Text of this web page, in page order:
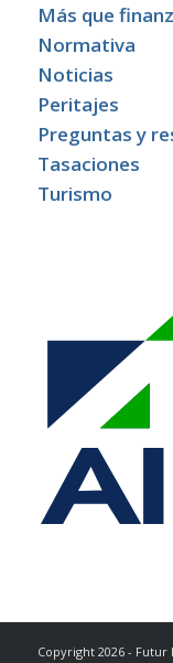
Más que
Normativa
Noticias
Peritajes
Preguntas y
Tasaciones
Turismo
Copyright 2026 - Futur